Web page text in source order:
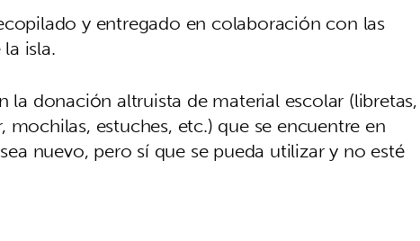
y entregado en colaboración con las
isla.
donación altruista de material escolar (libretas,
estuches, etc.) que se encuentre en
nuevo, pero sí que se pueda utilizar y no esté